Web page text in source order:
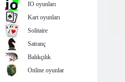
IO oyunları
Kart oyunları
Solitaire
Satranç
Balıkçılık
Online oyunlar